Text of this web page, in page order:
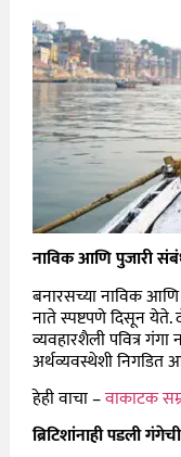
नाविक आणि पुजारी
बनारसच्या नाविक
नाते स्पष्टपणे दिसून येते.
व्यवहारशैली पवित्र
अर्थव्यवस्थेशी निगडित
हेही वाचा –वाकाटक
ब्रिटिशांनाही पडली